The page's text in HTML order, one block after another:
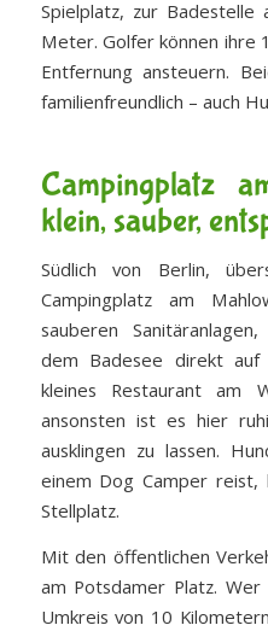
Spielplatz, zur
Meter. Golfer können ihre
Entfernung ansteuern.
familienfreundlich – auch
Campingplatz
klein, sauber,
Südlich von Berlin,
Campingplatz am
sauberen
dem Badesee direkt auf
kleines Restaurant am
ansonsten ist es hier
ausklingen zu lassen.
einem Dog Camper
Stellplatz.
Mit den öffentlichen
am Potsdamer Platz.
Umkreis von 10